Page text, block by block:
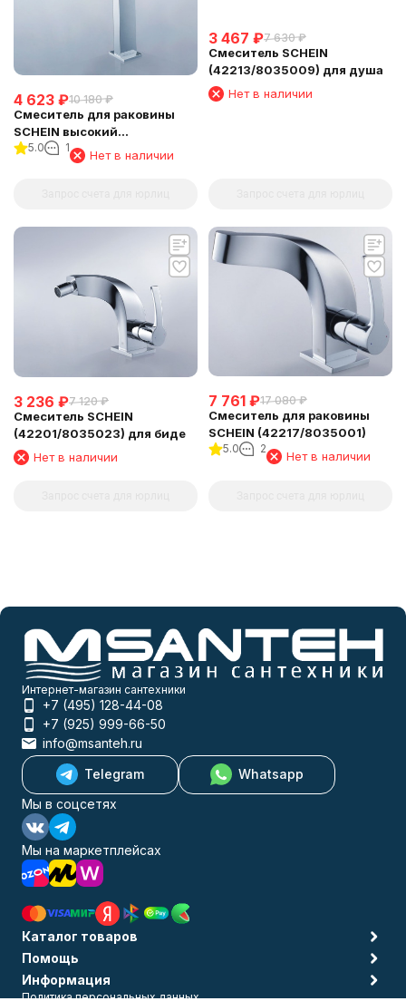
4 623 ₽10 180 ₽
Смеситель для раковины
SCHEIN высокий
(42221/8035002)
5.0 1
Нет в наличии
3 467 ₽7 630 ₽
Смеситель SCHEIN
(42213/8035009) для душа
Нет в наличии
3 236 ₽7 120 ₽
Смеситель SCHEIN
(42201/8035023) для биде
Нет в наличии
7 761 ₽17 080 ₽
Смеситель для раковины
SCHEIN (42217/8035001)
5.0 2
Нет в наличии
Интернет-магазин сантехники
+7 (495) 128-44-08
+7 (925) 999-66-50
info@msanteh.ru
Telegram
Whatsapp
Мы в соцсетях
Мы на маркетплейсах
Каталог товаров
Помощь
Информация
Политика персональных данных